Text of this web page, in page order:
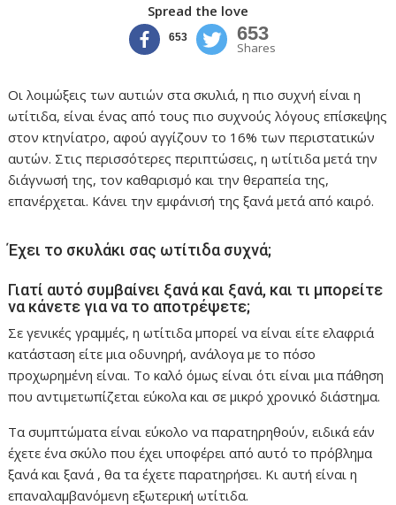
Spread the love
653 653
Shares
Οι λοιμώξεις των αυτιών στα σκυλιά, η πιο συχνή είναι η
ωτίτιδα, είναι ένας από τους πιο συχνούς λόγους επίσκεψης
στον κτηνίατρο, αφού αγγίζουν το 16% των περιστατικών
αυτών. Στις περισσότερες περιπτώσεις, η ωτίτιδα μετά την
διάγνωσή της, τον καθαρισμό και την θεραπεία της,
επανέρχεται. Κάνει την εμφάνισή της ξανά μετά από καιρό.
Έχει το σκυλάκι σας ωτίτιδα συχνά;
Γιατί αυτό συμβαίνει ξανά και ξανά, και τι μπορείτε
να κάνετε για να το αποτρέψετε;
Σε γενικές γραμμές, η ωτίτιδα μπορεί να είναι είτε ελαφριά
κατάσταση είτε μια οδυνηρή, ανάλογα με το πόσο
προχωρημένη είναι. Το καλό όμως είναι ότι είναι μια πάθηση
που αντιμετωπίζεται εύκολα και σε μικρό χρονικό διάστημα.
Τα συμπτώματα είναι εύκολο να παρατηρηθούν, ειδικά εάν
έχετε ένα σκύλο που έχει υποφέρει από αυτό το πρόβλημα
ξανά και ξανά , θα τα έχετε παρατηρήσει. Κι αυτή είναι η
επαναλαμβανόμενη εξωτερική ωτίτιδα.